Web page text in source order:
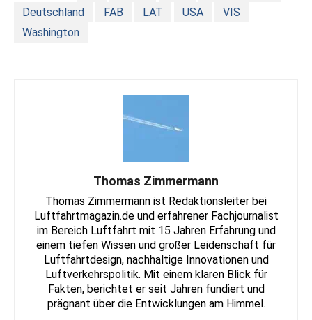
Deutschland
FAB LAT USA
VIS
Washington
Thomas Zimmermann
Thomas Zimmermann ist Redaktionsleiter bei
Luftfahrtmagazin.de und erfahrener Fachjournalist
im Bereich Luftfahrt mit 15 Jahren Erfahrung und
einem tiefen Wissen und großer Leidenschaft für
Luftfahrtdesign, nachhaltige Innovationen und
Luftverkehrspolitik. Mit einem klaren Blick für
Fakten, berichtet er seit Jahren fundiert und
prägnant über die Entwicklungen am Himmel.